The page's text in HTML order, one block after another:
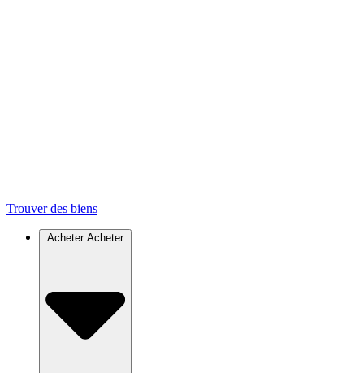
Trouver des biens
Acheter Acheter